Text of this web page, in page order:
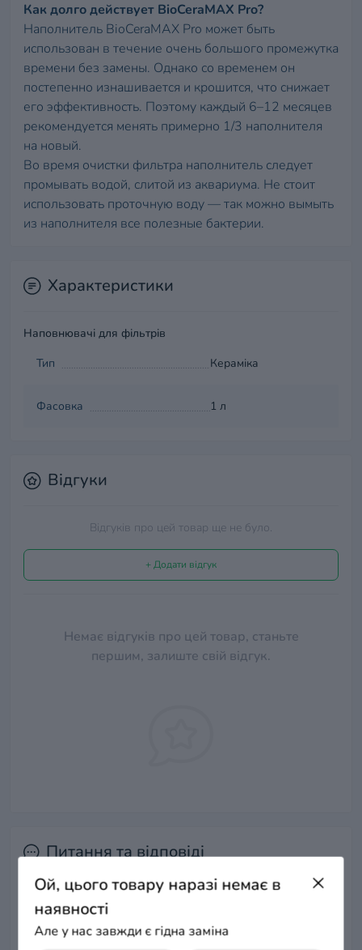
Как долго действует BioCeraMAX Pro?
Наполнитель BioCeraMAX Pro может быть
использован в течение очень большого промежутка
времени без замены. Однако со временем он
постепенно изнашивается и крошится, что снижает
его эффективность. Поэтому каждый 6–12 месяцев
рекомендуется менять примерно 1/3 наполнителя
на новый.
Во время очистки фильтра наполнитель следует
промывать водой, слитой из аквариума. Не стоит
использовать проточную воду — так можно вымыть
из наполнителя все полезные бактерии.
Характеристики
Наповнювачі для фільтрів
Тип
Кераміка
Фасовка 1 л
Відгуки
Відгуків про цей товар ще не було.
+ Додати відгук
Немає відгуків про цей товар, станьте
першим, залиште свій відгук.
Питання та відповіді
Додайте питання, і ми відповімо найближчим часом.
+ Додати питання
Ой, цього товару наразі немає в
наявності
Але у нас завжди є гідна заміна